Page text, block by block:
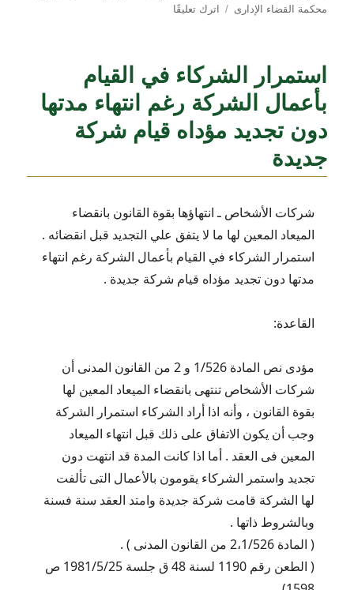
محكمة القضاء الإدارى
اترك تعليقًا
امتحانات
الجامعات
والثانوية
العامة
المصرية
استمرار الشركاء في القيام
بأعمال الشركة رغم انتهاء مدتها
دون تجديد مؤداه قيام شركة
جديدة
شركات الأشخاص ـ انتهاؤها بقوة القانون بانقضاء
الميعاد المعين لها ما لا يتفق علي التجديد قبل انقضائه .
استمرار الشركاء في القيام بأعمال الشركة رغم انتهاء
مدتها دون تجديد مؤداه قيام شركة جديدة .
القاعدة:
مؤدى نص المادة 1/526 و 2 من القانون المدنى أن
شركات الأشخاص تنتهى بانقضاء الميعاد المعين لها
بقوة القانون ، وأنه اذا أراد الشركاء استمرار الشركة
وجب أن يكون الاتفاق على ذلك قبل انتهاء الميعاد
المعين فى العقد . أما اذا كانت المدة قد انتهت دون
تجديد واستمر الشركاء يقومون بالأعمال التى تألفت
لها الشركة قامت شركة جديدة وامتد العقد سنة فسنة
وبالشروط ذاتها .
( المادة 2،1/526 من القانون المدنى ) .
( الطعن رقم 1190 لسنة 48 ق جلسة 1981/5/25 ص